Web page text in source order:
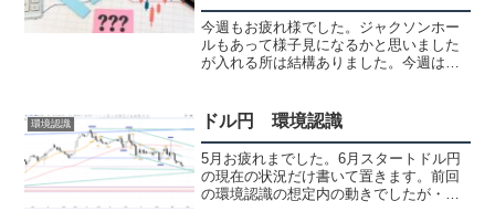
今週もお疲れ様でした。ジャクソンホー
ルもあって様子見になるかと思いました
が入れる所は結構ありました。今週は少
ーライン振り返りドル円ユーロドル15分
足ではこのライン抜けで...
環境認識 ドル円 環境認識
5月お疲れまでした。6月スタートドル円
の現在の状況だけ書いて置きます。前回
の環境認識の想定内の動きでしたが・・